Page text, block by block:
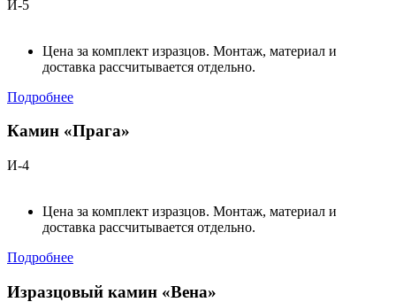
И-5
Цена за комплект изразцов. Монтаж, материал и
доставка рассчитывается отдельно.
Подробнее
Камин «Прага»
И-4
Цена за комплект изразцов. Монтаж, материал и
доставка рассчитывается отдельно.
Подробнее
Изразцовый камин «Вена»